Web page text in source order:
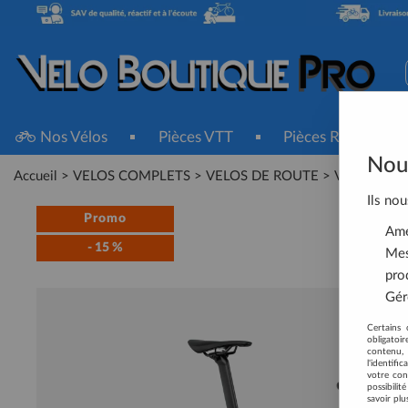
Nos Vélos Pièces VTT Pièces Route
Accueil > VELOS COMPLETS > VELOS DE ROUTE > Vélos de
Promo
- 15 %
Ils
Certains
contenu,
votre
savoir